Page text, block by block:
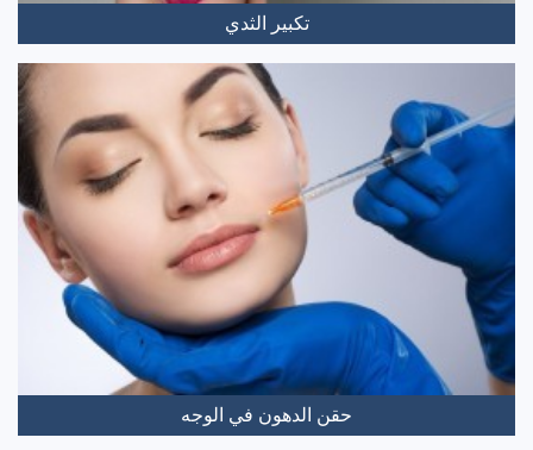
تكبير الثدي
حقن الدهون في الوجه